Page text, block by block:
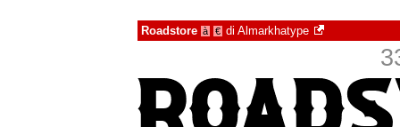
Roadstore à € di Almarkhatype